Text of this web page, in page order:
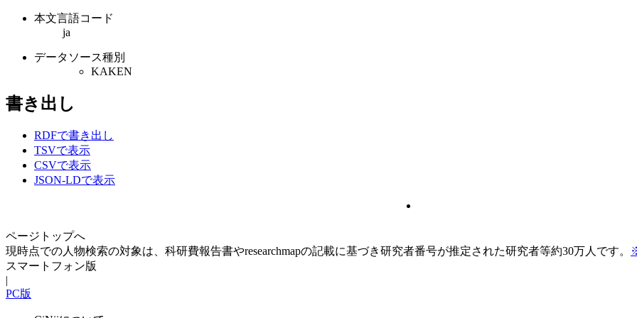
本文言語コード
ja
データソース種別
KAKEN
書き出し
RDFで書き出し
TSVで表示
CSVで表示
JSON-LDで表示
ページトップへ
現時点での人物検索の対象は、科研費報告書やresearchmapの記載に基づき研究者番号が推定された研究者等約30万人です。
スマートフォン版
|
PC版